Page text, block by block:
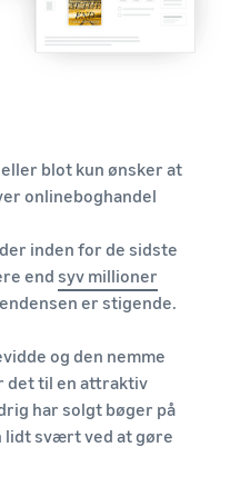
blot kun ønsker at
onlineboghandel
inden for de sidste
end syv millioner
er stigende.
og den nemme
det til en attraktiv
har solgt bøger på
svært ved at gøre